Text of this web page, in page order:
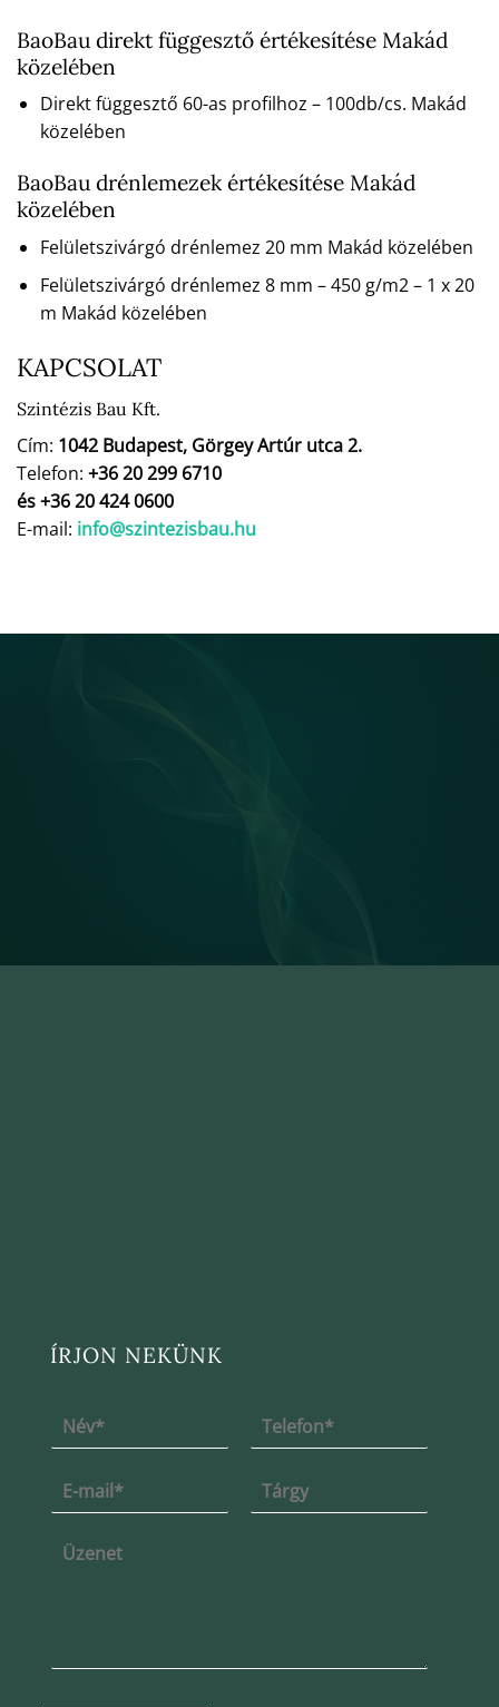
BaoBau direkt függesztő értékesítése Makád
közelében
Direkt függesztő 60-as profilhoz – 100db/cs. Makád
közelében
BaoBau drénlemezek értékesítése Makád
közelében
Felületszivárgó drénlemez 20 mm Makád közelében
Felületszivárgó drénlemez 8 mm – 450 g/m2 – 1 x 20
m Makád közelében
KAPCSOLAT
Szintézis Bau Kft.
Cím: 1042 Budapest, Görgey Artúr utca 2.
Telefon: +36 20 299 6710
és +36 20 424 0600
E-mail: info@szintezisbau.hu
ÍRJON NEKÜNK